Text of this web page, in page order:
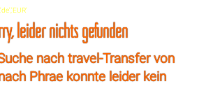
leider nichts gefunden
nach travel-Transfer von
Phrae konnte leider kein